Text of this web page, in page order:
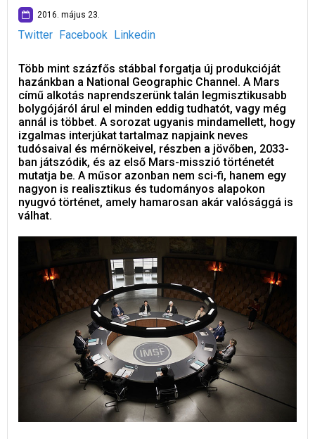
2016. május 23.
Twitter Facebook Linkedin
Több mint százfős stábbal forgatja új produkcióját
hazánkban a National Geographic Channel. A Mars
című alkotás naprendszerünk talán legmisztikusabb
bolygójáról árul el minden eddig tudhatót, vagy még
annál is többet. A sorozat ugyanis mindamellett, hogy
izgalmas interjúkat tartalmaz napjaink neves
tudósaival és mérnökeivel, részben a jövőben, 2033-
ban játszódik, és az első Mars-misszió történetét
mutatja be. A műsor azonban nem sci-fi, hanem egy
nagyon is realisztikus és tudományos alapokon
nyugvó történet, amely hamarosan akár valósággá is
válhat.